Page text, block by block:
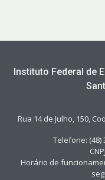
Instituto Federal de
Rua 14 de Julho, 150,
Telefone: (48)
Horário de